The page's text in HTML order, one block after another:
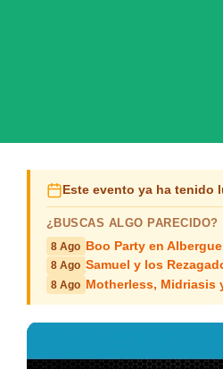
Este evento ya ha tenido
¿BUSCAS ALGO PARECIDO?
8 Ago Boo Party en
8 Ago Samuel y los
8 Ago Motherless, Midriasis